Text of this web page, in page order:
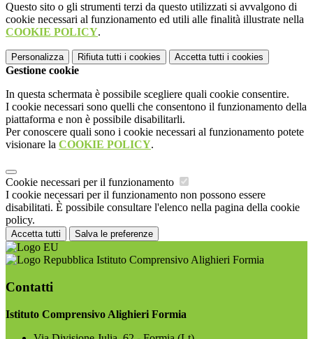
Questo sito o gli strumenti terzi da questo utilizzati si avvalgono di
cookie necessari al funzionamento ed utili alle finalità illustrate nella
COOKIE POLICY.
Personalizza Rifiuta tutti i cookies Accetta tutti i cookies
Gestione cookie
In questa schermata è possibile scegliere quali cookie consentire.
I cookie necessari sono quelli che consentono il funzionamento della
piattaforma e non è possibile disabilitarli.
Per conoscere quali sono i cookie necessari al funzionamento potete
visionare la COOKIE POLICY.
Cookie necessari per il funzionamento
I cookie necessari per il funzionamento non possono essere
disabilitati. È possibile consultare l'elenco nella pagina della cookie
policy.
Accetta tutti Salva le preferenze
Istituto Comprensivo Alighieri Formia
Contatti
Istituto Comprensivo Alighieri Formia